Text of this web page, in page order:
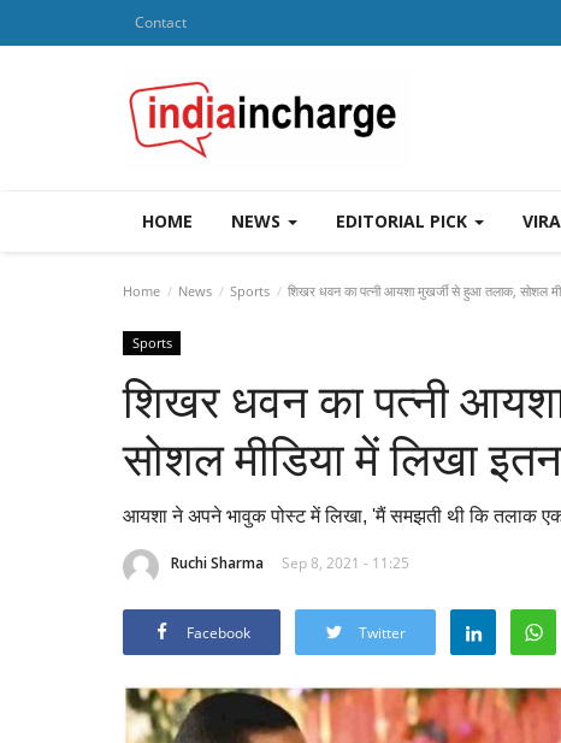
Contact
HOME NEWS EDITORIAL PICK
Home News Sports शिखर धवन का पत्नी आयशा मुखर्जी से हुआ तलाक, सोशल
Sports
शिखर धवन का पत्नी
सोशल मीडिया में लिखा
आयशा ने अपने भावुक पोस्ट में लिखा, 'मैं समझती थी कि तलाक
Ruchi Sharma Sep 8, 2021 - 11:25
Facebook Twitter